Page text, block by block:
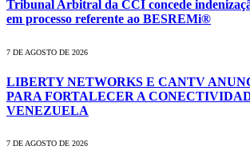
Tribunal Arbitral da CCI concede
em processo referente ao BESREMi®
7 DE AGOSTO DE 2026
LIBERTY NETWORKS E CANTV
PARA FORTALECER A
VENEZUELA
7 DE AGOSTO DE 2026